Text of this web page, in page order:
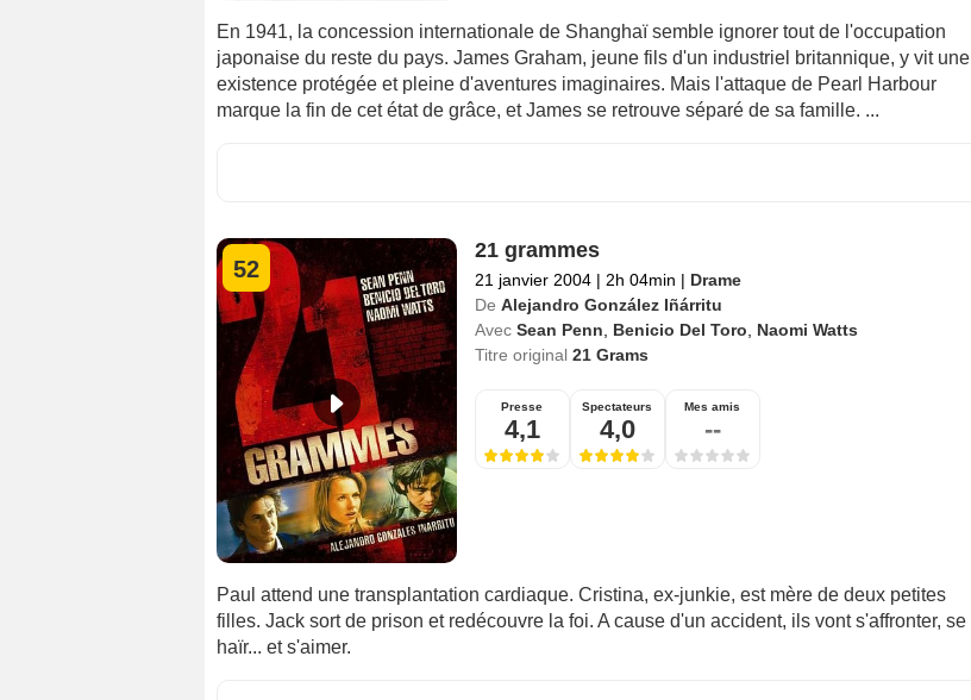
En 1941, la concession internationale de Shanghaï semble ignorer tout de l'occupation
japonaise du reste du pays. James Graham, jeune fils d'un industriel britannique, y vit une
existence protégée et pleine d'aventures imaginaires. Mais l'attaque de Pearl Harbour
marque la fin de cet état de grâce, et James se retrouve séparé de sa famille. ...
52
21 grammes
21 janvier 2004 | 2h 04min | Drame
De Alejandro González Iñárritu
Avec Sean Penn, Benicio Del Toro, Naomi Watts
Titre original 21 Grams
Presse
4,1
Spectateurs
4,0
Mes amis
--
Paul attend une transplantation cardiaque. Cristina, ex-junkie, est mère de deux petites
filles. Jack sort de prison et redécouvre la foi. A cause d'un accident, ils vont s'affronter, se
haïr... et s'aimer.